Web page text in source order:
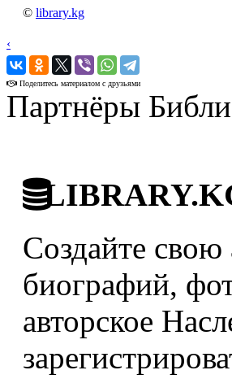
© library.kg
‹
›
Поделитесь материалом с друзьями
Партнёры
Создайте свою
биографий,
авторское